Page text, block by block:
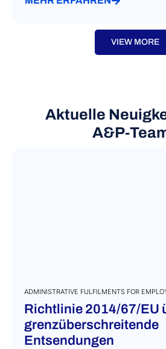
VIEW MORE
Aktuelle
ADMINISTRATIVE FULFILMENTS FOR
Richtlinie 2014/67/EU
grenzüberschreitende
Entsendungen